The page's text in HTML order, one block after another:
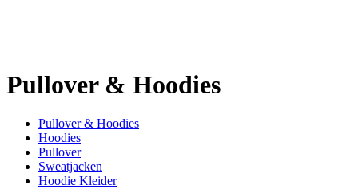
Pullover & Hoodies
Pullover & Hoodies
Hoodies
Pullover
Sweatjacken
Hoodie Kleider